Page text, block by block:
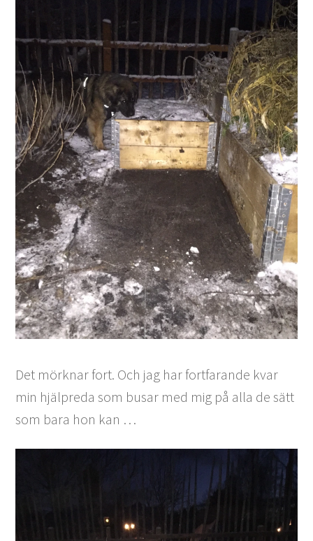
Det mörknar fort. Och jag har fortfarande kvar
min hjälpreda som busar med mig på alla de sätt
som bara hon kan …